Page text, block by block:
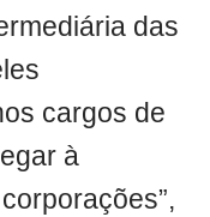
das
cargos de
à